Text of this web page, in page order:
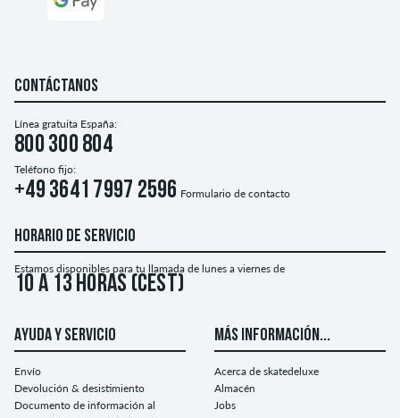
CONTÁCTANOS
Línea gratuita España:
800 300 804
Teléfono fijo:
+49 3641 7997 2596 Formulario de contacto
HORARIO DE SERVICIO
Estamos disponibles para tu llamada de lunes a viernes de
10 a 13 horas (CEST)
AYUDA Y SERVICIO
Envío
Devolución & desistimiento
Documento de información al
MÁS INFORMACIÓN...
Acerca de skatedeluxe
Almacén
Jobs